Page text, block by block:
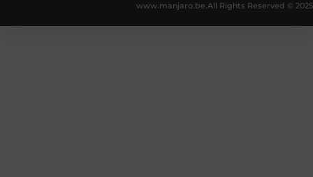
All Rights Reserved © 2025
www.manjaro.be.